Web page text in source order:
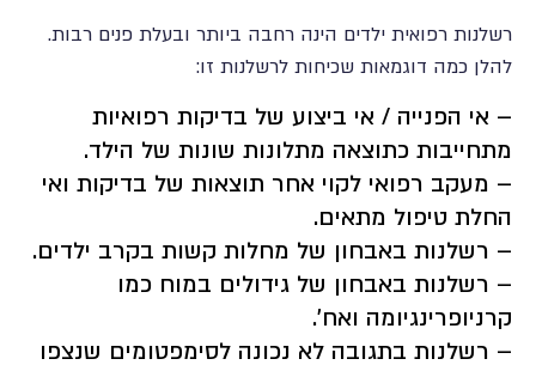
רשלנות רפואית ילדים הינה רחבה ביותר ובעלת פנים רבות.
להלן כמה דוגמאות שכיחות לרשלנות זו:
– אי הפנייה / אי ביצוע של בדיקות רפואיות
מתחייבות כתוצאה מתלונות שונות של הילד.
– מעקב רפואי לקוי אחר תוצאות של בדיקות ואי
החלת טיפול מתאים.
– רשלנות באבחון של מחלות קשות בקרב ילדים.
– רשלנות באבחון של גידולים במוח כמו
קרניופרינגיומה ואח'.
– רשלנות בתגובה לא נכונה לסימפטומים שנצפו